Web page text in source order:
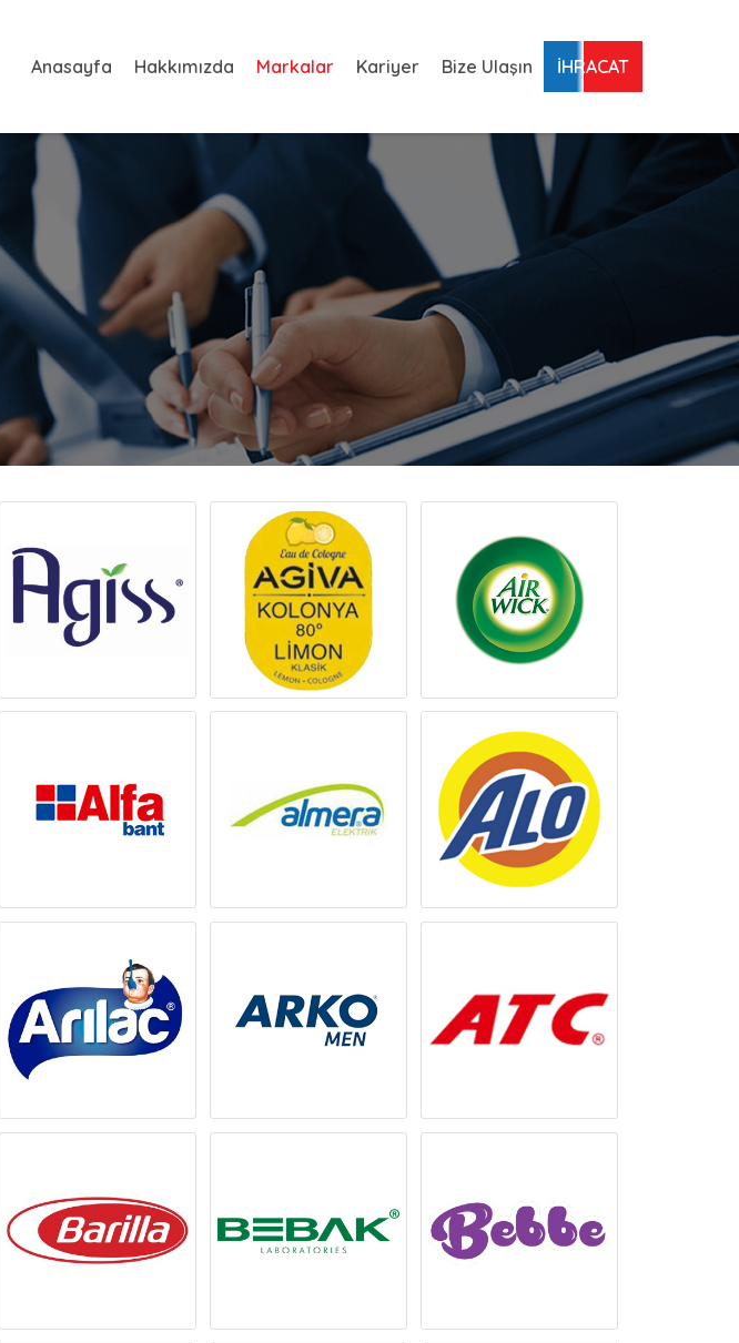
Anasayfa Hakkımızda Markalar Kariyer Bize Ulaşın İHRACAT